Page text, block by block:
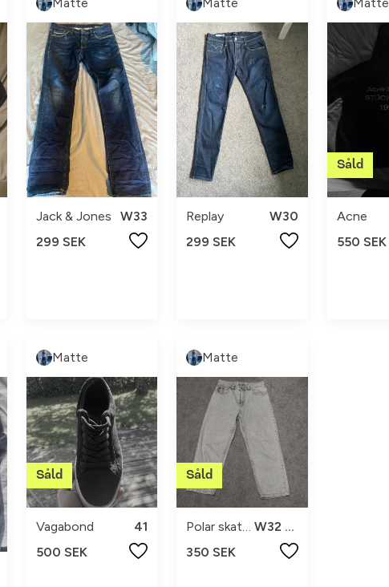
Jack & Jones
W33
299 SEK
Replay
W30
299 SEK
Acne
550 SEK
Matte
Vagabond
41
500 SEK
Matte
Polar skate co.
W32 L30
350 SEK